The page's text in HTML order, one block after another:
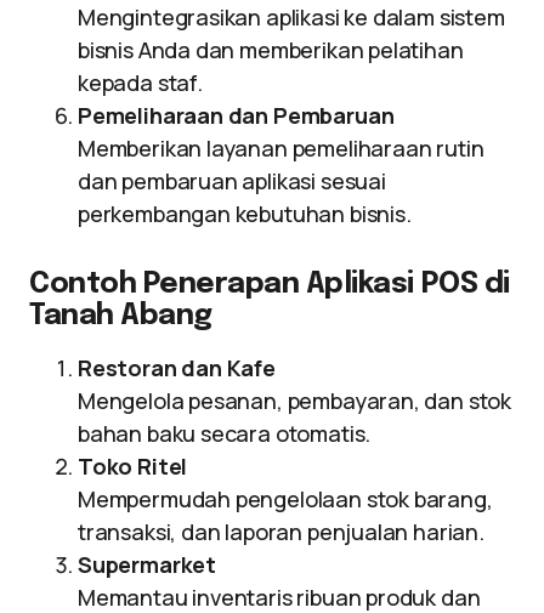
Mengintegrasikan aplikasi ke dalam sistem
bisnis Anda dan memberikan pelatihan
kepada staf.
Pemeliharaan dan Pembaruan
Memberikan layanan pemeliharaan rutin
dan pembaruan aplikasi sesuai
perkembangan kebutuhan bisnis.
Contoh Penerapan Aplikasi POS di
Tanah Abang
Restoran dan Kafe
Mengelola pesanan, pembayaran, dan stok
bahan baku secara otomatis.
Toko Ritel
Mempermudah pengelolaan stok barang,
transaksi, dan laporan penjualan harian.
Supermarket
Memantau inventaris ribuan produk dan